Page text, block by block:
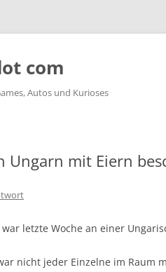
com
Autos und Kurioses
Ungarn mit Eiern
war letzte Woche an einer
nicht jeder Einzelne im Raum